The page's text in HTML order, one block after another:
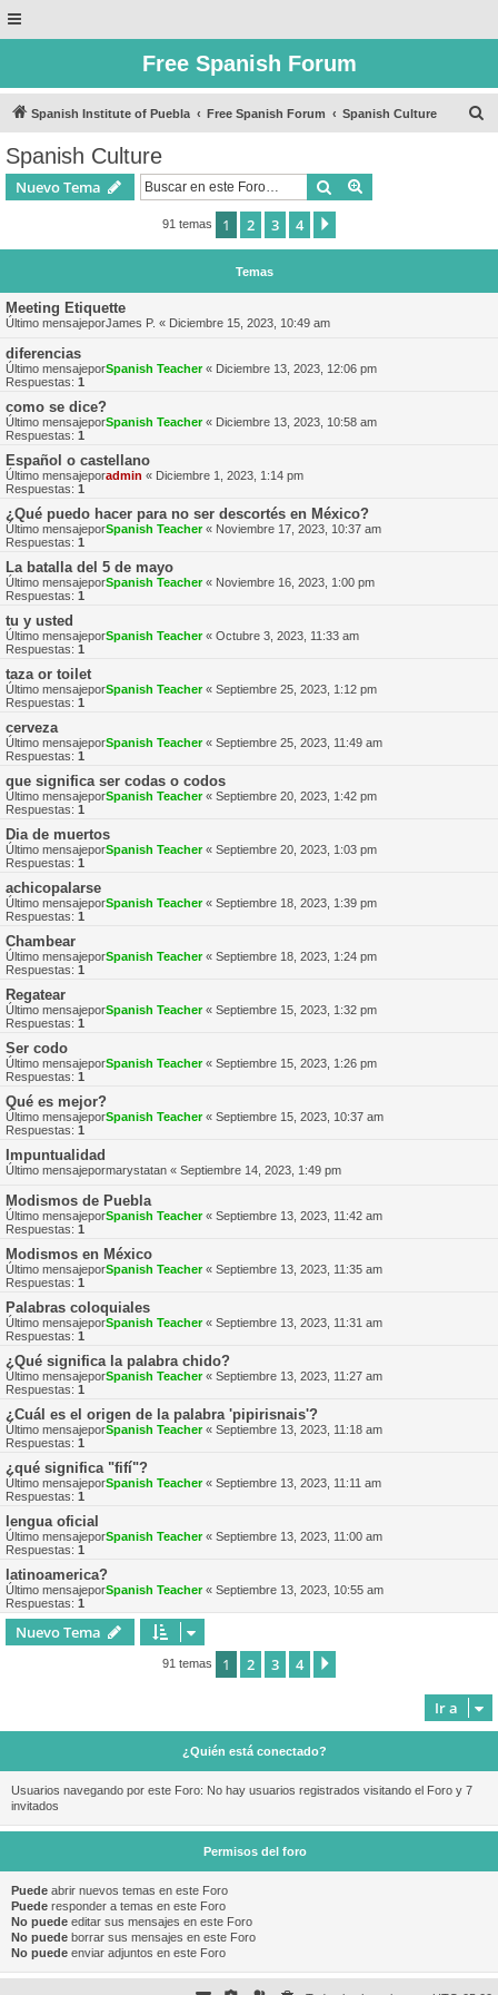
Free Spanish Forum
Spanish Institute of Puebla Free Spanish Forum Spanish Culture
Spanish Culture
Nuevo Tema Buscar
91 temas 1 2 3 4
Temas
Meeting Etiquette
Último mensajeporJames P. « Diciembre 15, 2023, 10:49 am
diferencias
Último mensajeporSpanish Teacher« Diciembre 13, 2023, 12:06 pm
Respuestas: 1
como se dice?
Último mensajeporSpanish Teacher« Diciembre 13, 2023, 10:58 am
Respuestas: 1
Español o castellano
Último mensajeporadmin « Diciembre 1, 2023, 1:14 pm
Respuestas: 1
¿Qué puedo hacer para no ser descortés en México?
Último mensajeporSpanish Teacher« Noviembre 17, 2023, 10:37 am
Respuestas: 1
La batalla del 5 de mayo
Último mensajeporSpanish Teacher« Noviembre 16, 2023, 1:00 pm
Respuestas: 1
tu y usted
Último mensajeporSpanish Teacher« Octubre 3, 2023, 11:33 am
Respuestas: 1
taza or toilet
Último mensajeporSpanish Teacher« Septiembre 25, 2023, 1:12 pm
Respuestas: 1
cerveza
Último mensajeporSpanish Teacher« Septiembre 25, 2023, 11:49 am
Respuestas: 1
que significa ser codas o codos
Último mensajeporSpanish Teacher« Septiembre 20, 2023, 1:42 pm
Respuestas: 1
Dia de muertos
Último mensajeporSpanish Teacher« Septiembre 20, 2023, 1:03 pm
Respuestas: 1
achicopalarse
Último mensajeporSpanish Teacher« Septiembre 18, 2023, 1:39 pm
Respuestas: 1
Chambear
Último mensajeporSpanish Teacher« Septiembre 18, 2023, 1:24 pm
Respuestas: 1
Regatear
Último mensajeporSpanish Teacher« Septiembre 15, 2023, 1:32 pm
Respuestas: 1
Ser codo
Último mensajeporSpanish Teacher« Septiembre 15, 2023, 1:26 pm
Respuestas: 1
Qué es mejor?
Último mensajeporSpanish Teacher« Septiembre 15, 2023, 10:37 am
Respuestas: 1
Impuntualidad
Último mensajepormarystatan « Septiembre 14, 2023, 1:49 pm
Modismos de Puebla
Último mensajeporSpanish Teacher« Septiembre 13, 2023, 11:42 am
Respuestas: 1
Modismos en México
Último mensajeporSpanish Teacher« Septiembre 13, 2023, 11:35 am
Respuestas: 1
Palabras coloquiales
Último mensajeporSpanish Teacher« Septiembre 13, 2023, 11:31 am
Respuestas: 1
¿Qué significa la palabra chido?
Último mensajeporSpanish Teacher« Septiembre 13, 2023, 11:27 am
Respuestas: 1
¿Cuál es el origen de la palabra 'pipirisnais'?
Último mensajeporSpanish Teacher« Septiembre 13, 2023, 11:18 am
Respuestas: 1
¿qué significa "fifí"?
Último mensajeporSpanish Teacher« Septiembre 13, 2023, 11:11 am
Respuestas: 1
lengua oficial
Último mensajeporSpanish Teacher« Septiembre 13, 2023, 11:00 am
Respuestas: 1
latinoamerica?
Último mensajeporSpanish Teacher« Septiembre 13, 2023, 10:55 am
Respuestas: 1
Nuevo Tema
91 temas 1 2 3 4
Ir a
¿Quién está conectado?
Usuarios navegando por este Foro: No hay usuarios registrados visitando el Foro y 7
invitados
Permisos del foro
Puede abrir nuevos temas en este Foro
Puede responder a temas en este Foro
No puede editar sus mensajes en este Foro
No puede borrar sus mensajes en este Foro
No puede enviar adjuntos en este Foro